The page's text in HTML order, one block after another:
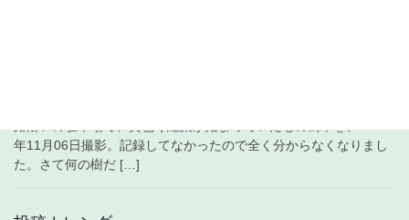
路沿いの駐車場で、黄色く紅葉が始まっていたもの樹木を、2022
年11月06日撮影。記録してなかったので全く分からなくなりまし
た。さて何の樹だ […]